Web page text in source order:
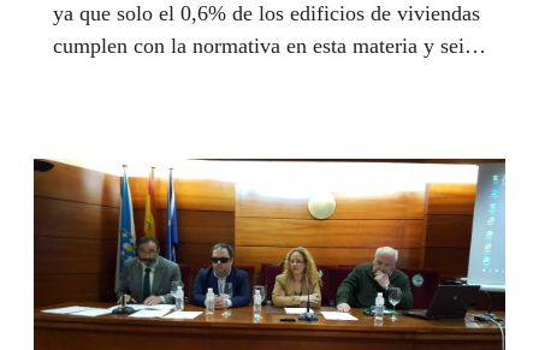
ya que solo el 0,6% de los edificios de viviendas
cumplen con la normativa en esta materia y seis
incide en la importancia de que los edificios
existentes sean en la medida de lo posible
accesibles para todas las personas.